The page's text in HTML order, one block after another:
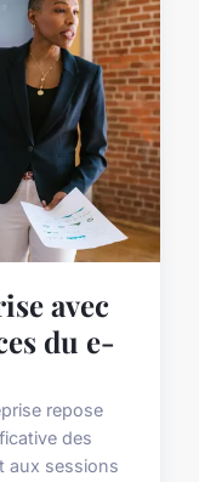
avec
du e-
repose
des
aux sessions